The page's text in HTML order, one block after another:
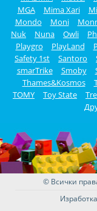
MGA
Mima Xari
Mondo
Moni
Nuk
Nuna Owli
Playgro
PlayLand
Safety 1st
Santoro
smarTrike
Smoby
Thames&Kosmos
TOMY
Toy State
© Всички